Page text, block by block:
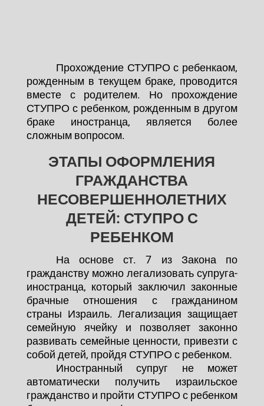
Прохождение СТУПРО с ребенкаом,
рожденным в текущем браке, проводится
вместе с родителем. Но прохождение
СТУПРО с ребенком, рожденным в другом
браке иностранца, является более
сложным вопросом.
ЭТАПЫ ОФОРМЛЕНИЯ
ГРАЖДАНСТВА
НЕСОВЕРШЕННОЛЕТНИХ
ДЕТЕЙ: СТУПРО С
РЕБЕНКОМ
На основе ст. 7 из Закона по
гражданству можно легализовать супруга-
иностранца, который заключил законные
брачные отношения с гражданином
страны Израиль. Легализация защищает
семейную ячейку и позволяет законно
развивать семейные ценности, привезти с
собой детей, пройдя СТУПРО с ребенком.
Иностранный супруг не может
автоматически получить израильское
гражданство и пройти СТУПРО с ребенком